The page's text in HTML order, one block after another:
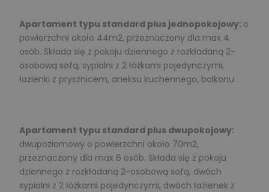
Apartament typu standard plus jednopokojowy: o
powierzchni około 44m2, przeznaczony dla max 4
osób. Składa się z pokoju dziennego z rozkładaną 2-
osobową sofą, sypialni z 2 łóżkami pojedynczymi,
łazienki z prysznicem, aneksu kuchennego, balkonu.
Apartament typu standard plus dwupokojowy:
dwupoziomowy o powierzchni około 70m2,
przeznaczony dla max 6 osób. Składa się z pokoju
dziennego z rozkładaną 2-osobową sofą, dwóch
sypialni z 2 łóżkami pojedynczymi, dwóch łazienek z